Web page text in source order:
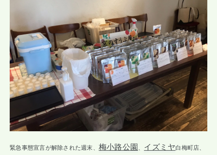
緊急事態宣言が解除された週末、 梅小路公園、 イズミヤ白梅町店、